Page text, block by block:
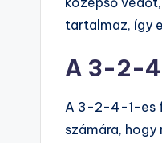
tartalmaz, így
A 3-2-
A 3-2-4-1-es
számára,